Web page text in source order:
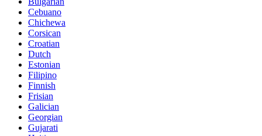
Cebuano
Chichewa
Corsican
Croatian
Dutch
Estonian
Filipino
Finnish
Frisian
Galician
Georgian
Gujarati